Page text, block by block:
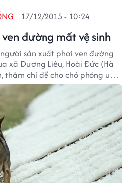
đường mất vệ sinh
17/12/2015 - 10:24
sản xuất phơi ven đường
xã Dương Liễu, Hoài Đức (Hà
thậm chí để cho chó phóng uế,
ngày.